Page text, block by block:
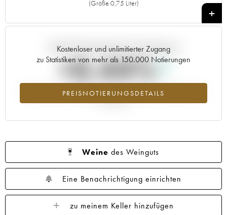
(Größe 0,75 Liter)
+
Kostenloser und unlimitierter Zugang
zu Statistiken von mehr als 150.000 Notierungen
PREISNOTIERUNGSDETAILS
Aktuelle Entwicklung der Preisnotierung
+0.44%
Preisanstiegs des Jahrgangs 2023 im Jahr 2026 im Vergleich zum
Weine des Weinguts
Eine Benachrichtigung einrichten
zu meinem Keller hinzufügen